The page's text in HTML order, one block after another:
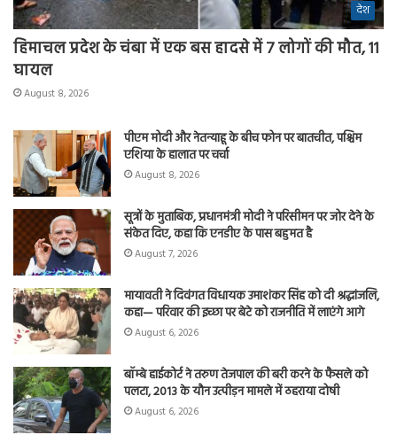
देश
हिमाचल प्रदेश के चंबा में एक बस हादसे में 7 लोगों की मौत, 11
घायल
August 8, 2026
पीएम मोदी और नेतन्याहू के बीच फोन पर बातचीत, पश्चिम
एशिया के हालात पर चर्चा
August 8, 2026
सूत्रों के मुताबिक, प्रधानमंत्री मोदी ने परिसीमन पर जोर देने के
संकेत दिए, कहा कि एनडीए के पास बहुमत है
August 7, 2026
मायावती ने दिवंगत विधायक उमाशंकर सिंह को दी श्रद्धांजलि,
कहा— परिवार की इच्छा पर बेटे को राजनीति में लाएंगे आगे
August 6, 2026
बॉम्बे हाईकोर्ट ने तरुण तेजपाल की बरी करने के फैसले को
पलटा, 2013 के यौन उत्पीड़न मामले में ठहराया दोषी
August 6, 2026